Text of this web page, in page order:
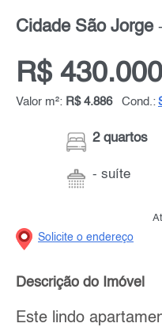
Cidade São Jorge
R$
Valor m²: R$ 4.886 Cond.:
2 quartos
- suíte
Solicite o endereço
Descrição do Imóvel
Este lindo